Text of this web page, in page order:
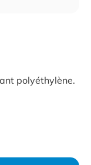
polyéthylène.